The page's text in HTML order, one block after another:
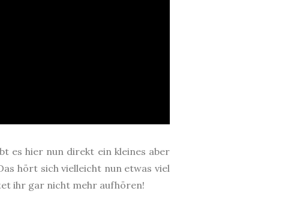
es hier nun direkt ein kleines aber
hört sich vielleicht nun etwas viel
ihr gar nicht mehr aufhören!